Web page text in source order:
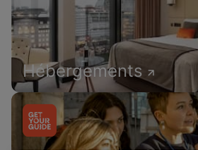
Hébergements